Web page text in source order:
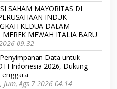
SAHAM MAYORITAS DI
INDUK
KEDUA DALAM
MEWAH ITALIA BARU
09.32
Data untuk
Indonesia 2026, Dukung
Jum, Ags 7 2026 04.14